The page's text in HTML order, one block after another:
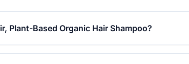
Plant-Based Organic Hair Shampoo?